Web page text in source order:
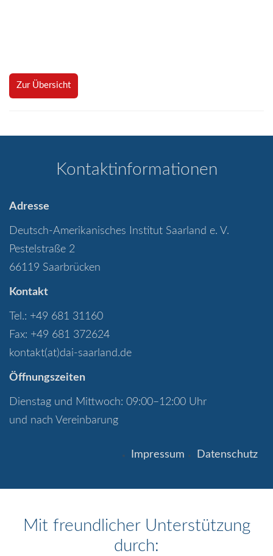
Zur Übersicht
Kontaktinformationen
Adresse
Deutsch-Amerikanisches Institut Saarland e. V.
Pestelstraße 2
66119 Saarbrücken
Kontakt
Tel.: +49 681 31160
Fax: +49 681 372624
kontakt(at)dai-saarland.de
Öffnungszeiten
Dienstag und Mittwoch: 09:00–12:00 Uhr
und nach Vereinbarung
Impressum Datenschutz
Mit freundlicher Unterstützung
durch: